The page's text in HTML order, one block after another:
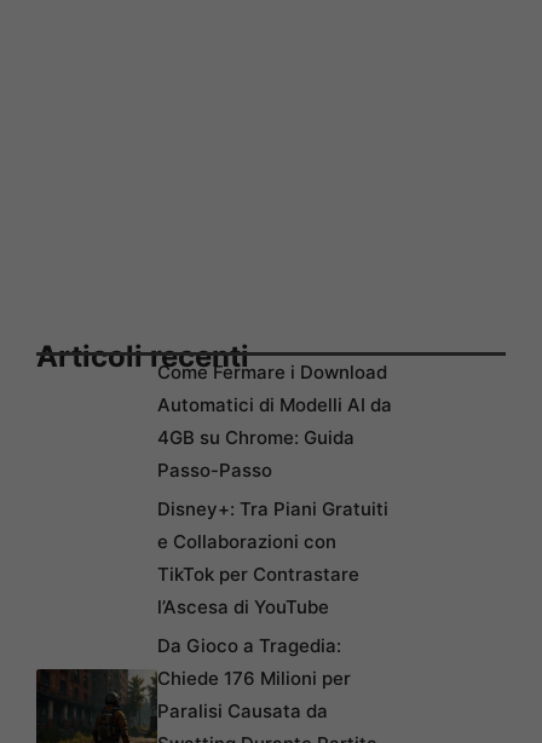
Articoli recentiCome Fermare i Download
Automatici di Modelli AI da
4GB su Chrome: Guida
Passo-Passo
Disney+: Tra Piani Gratuiti
e Collaborazioni con
TikTok per Contrastare
l’Ascesa di YouTube
Da Gioco a Tragedia:
Chiede 176 Milioni per
Paralisi Causata da